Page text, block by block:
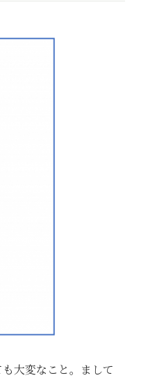
大変なこと。まして